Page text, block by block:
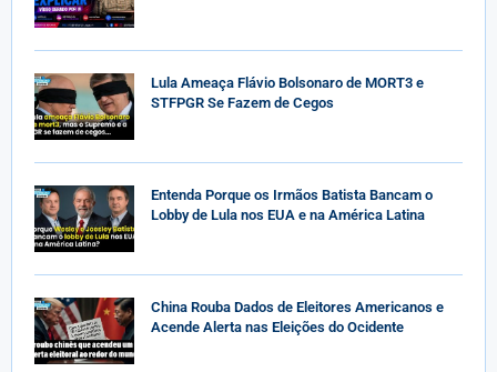
Lula Ameaça Flávio Bolsonaro de MORT3 e
STFPGR Se Fazem de Cegos
Entenda Porque os Irmãos Batista Bancam o
Lobby de Lula nos EUA e na América Latina
China Rouba Dados de Eleitores Americanos e
Acende Alerta nas Eleições do Ocidente